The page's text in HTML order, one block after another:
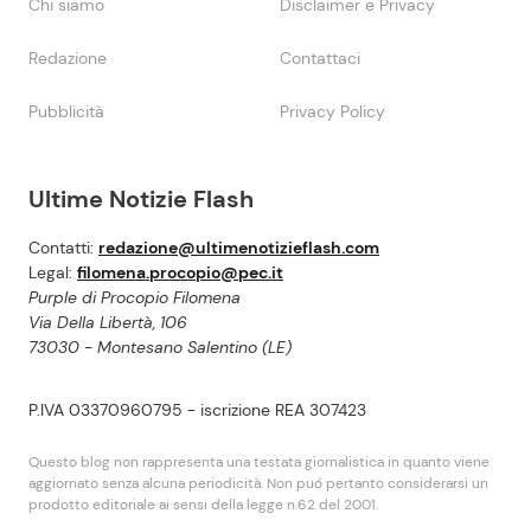
Ultime Notizie Flash
Contatti: redazione@ultimenotizieflash.com
Legal: filomena.procopio@pec.it
Purple di Procopio Filomena
Via Della Libertà, 106
73030 - Montesano Salentino (LE)
P.IVA 03370960795 - iscrizione REA 307423
Questo blog non rappresenta una testata giornalistica in quanto viene
aggiornato senza alcuna periodicità. Non puó pertanto considerarsi un
prodotto editoriale ai sensi della legge n.62 del 2001.
Chi siamo Disclaimer e Privacy
Redazione Contattaci
Pubblicità Privacy Policy